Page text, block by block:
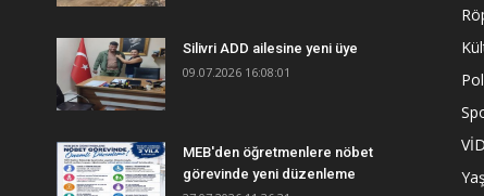
Silivri ADD ailesine yeni üye
09.07.2026 16:08:01
MEB'den öğretmenlere nöbet
görevinde yeni düzenleme